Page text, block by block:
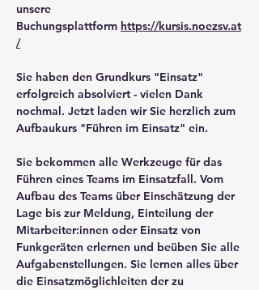
unsere
Buchungsplattform https://kursis.noezsv.at
/
Sie haben den Grundkurs "Einsatz"
erfolgreich absolviert - vielen Dank
nochmal. Jetzt laden wir Sie herzlich zum
Aufbaukurs "Führen im Einsatz" ein.
Sie bekommen alle Werkzeuge für das
Führen eines Teams im Einsatzfall. Vom
Aufbau des Teams über Einschätzung der
Lage bis zur Meldung, Einteilung der
Mitarbeiter:innen oder Einsatz von
Funkgeräten erlernen und beüben Sie alle
Aufgabenstellungen. Sie lernen alles über
die Einsatzmöglichleiten der zu